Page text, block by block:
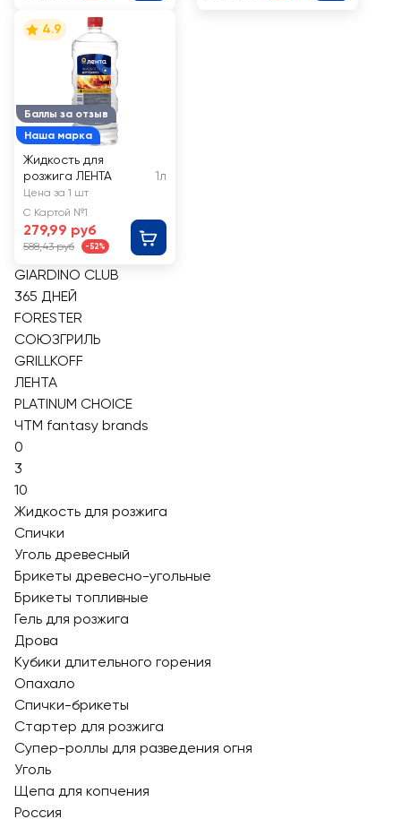
Баллы за отзыв
Наша марка
4.9
Жидкость для
розжига ЛЕНТА
1л
Цена за 1 шт
С Картой №1
279,99 руб
588,43 руб -52%
GIARDINO CLUB
365 ДНЕЙ
FORESTER
СОЮЗГРИЛЬ
GRILLKOFF
ЛЕНТА
PLATINUM CHOICE
ЧТМ fantasy brands
0
3
10
Жидкость для розжига
Спички
Уголь древесный
Брикеты древесно-угольные
Брикеты топливные
Гель для розжига
Дрова
Кубики длительного горения
Опахало
Спички-брикеты
Стартер для розжига
Супер-роллы для разведения огня
Уголь
Щепа для копчения
Россия